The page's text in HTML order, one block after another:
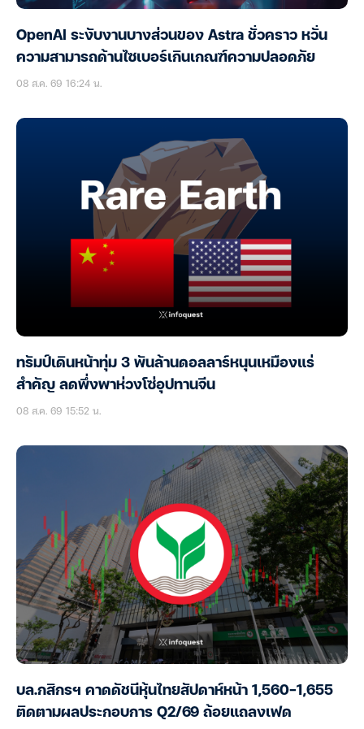
OpenAI ระงับงานบางส่วนของ Astra ชั่วคราว หวั่น
ความสามารถด้านไซเบอร์เกินเกณฑ์ความปลอดภัย
08 ส.ค. 69 16:24 น.
ทรัมป์เดินหน้าทุ่ม 3 พันล้านดอลลาร์หนุนเหมืองแร่
สำคัญ ลดพึ่งพาห่วงโซ่อุปทานจีน
08 ส.ค. 69 15:52 น.
บล.กสิกรฯ คาดดัชนีหุ้นไทยสัปดาห์หน้า 1,560-1,655
ติดตามผลประกอบการ Q2/69 ถ้อยแถลงเฟด